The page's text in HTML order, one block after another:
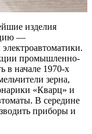
изделия
—
промышленно-
в начале 1970-х
зерна,
«Кварц» и
В середине
приборы и